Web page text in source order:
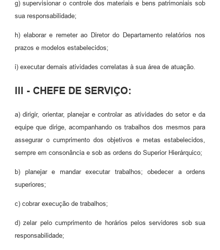
g) supervisionar o controle dos materiais e bens patrimoniais sob
sua responsabilidade;
h) elaborar e remeter ao Diretor do Departamento relatórios nos
prazos e modelos estabelecidos;
i) executar demais atividades correlatas à sua área de atuação.
III - CHEFE DE SERVIÇO:
a) dirigir, orientar, planejar e controlar as atividades do setor e da
equipe que dirige, acompanhando os trabalhos dos mesmos para
assegurar o cumprimento dos objetivos e metas estabelecidos,
sempre em consonância e sob as ordens do Superior Hierárquico;
b) planejar e mandar executar trabalhos; obedecer a ordens
superiores;
c) cobrar execução de trabalhos;
d) zelar pelo cumprimento de horários pelos servidores sob sua
responsabilidade;